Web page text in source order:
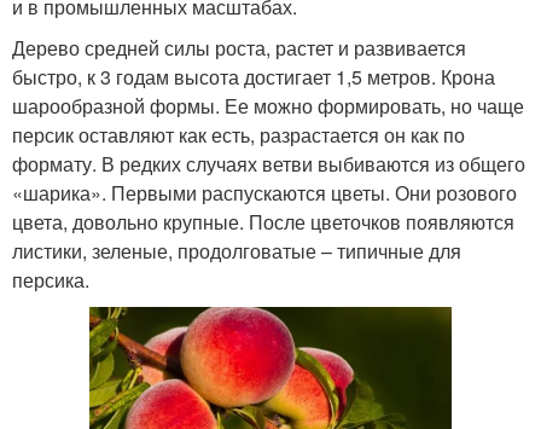
и в промышленных масштабах.
Дерево средней силы роста, растет и развивается
быстро, к 3 годам высота достигает 1,5 метров. Крона
шарообразной формы. Ее можно формировать, но чаще
персик оставляют как есть, разрастается он как по
формату. В редких случаях ветви выбиваются из общего
«шарика». Первыми распускаются цветы. Они розового
цвета, довольно крупные. После цветочков появляются
листики, зеленые, продолговатые – типичные для
персика.